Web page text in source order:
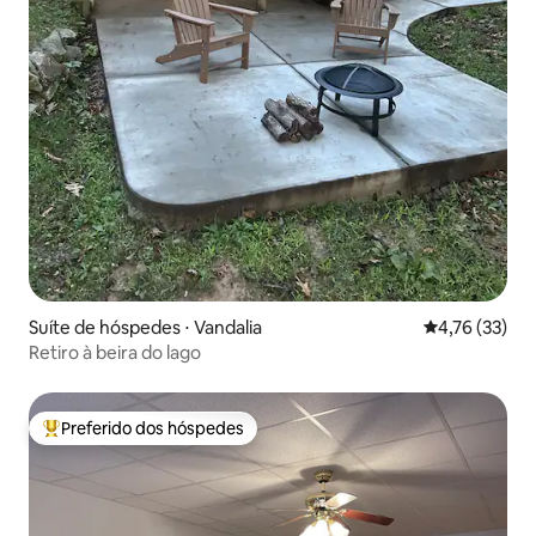
Suíte de hóspedes ⋅ Vandalia 4,76 de uma
4,76 (33)
Retiro à beira do lago
Entre os melhores preferidos dos hóspedes
Preferido dos hóspedes